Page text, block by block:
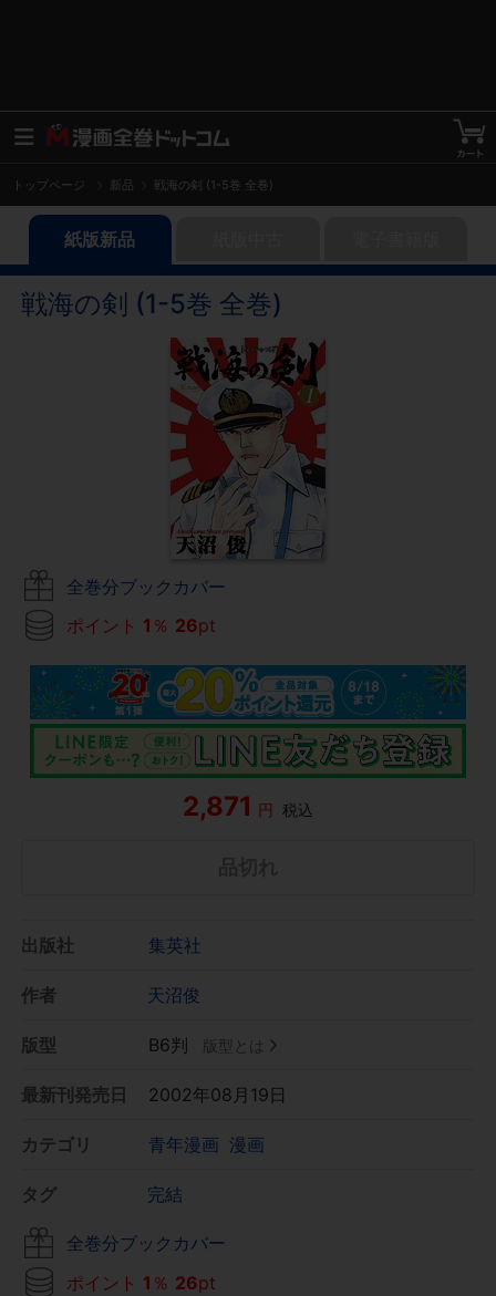
トップページ 新品 戦海の剣 (1-5巻 全巻)
紙版新品
戦海の剣 (1-5巻 全巻)
全巻分ブックカバー
ポイント 1 ％ 26pt
2,871 円 税込
出版社 集英社
作者 天沼俊
版型 B6判 版型とは
最新刊発売日 2002年08月19日
カテゴリ 青年漫画 漫画
タグ 完結
全巻分ブックカバー
ポイント 1 ％ 26pt